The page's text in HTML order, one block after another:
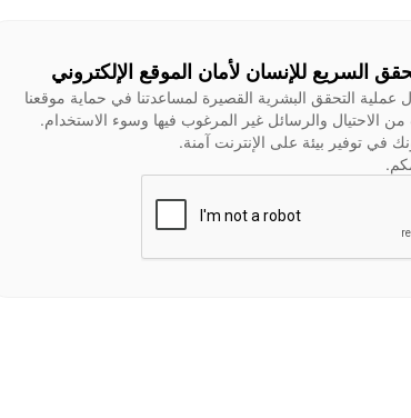
السريع للإنسان لأمان الموقع الإلكتروني
عملية التحقق البشرية القصيرة لمساعدتنا في حماية موقعنا
الاحتيال والرسائل غير المرغوب فيها وسوء الاستخدام.
في توفير بيئة على الإنترنت آمنة.